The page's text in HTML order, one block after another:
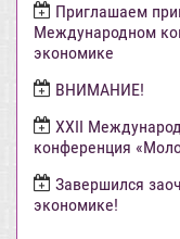
Приглашаем
Международном
экономике
ВНИМАНИЕ!
ХХII
конференция
Завершился
экономике!